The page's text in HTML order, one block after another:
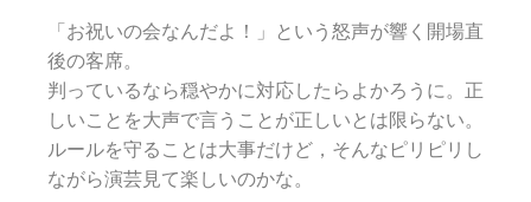
「お祝いの会なんだよ！」という怒声が響く開場直
後の客席。
判っているなら穏やかに対応したらよかろうに。正
しいことを大声で言うことが正しいとは限らない。
ルールを守ることは大事だけど，そんなピリピリし
ながら演芸見て楽しいのかな。